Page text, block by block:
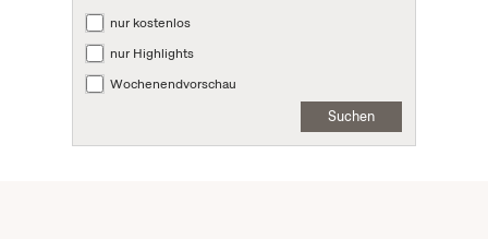
nur kostenlos
nur Highlights
Wochenendvorschau
Suchen